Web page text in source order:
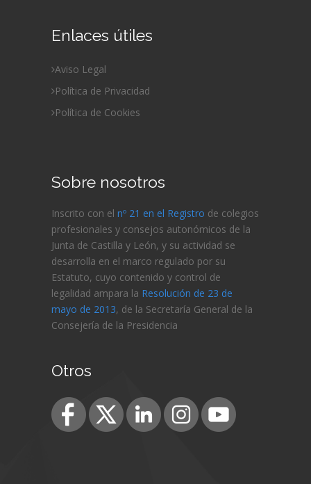
Enlaces útiles
Aviso Legal
Política de Privacidad
Política de Cookies
Sobre nosotros
Inscrito con el nº 21 en el Registro de colegios
profesionales y consejos autonómicos de la
Junta de Castilla y León, y su actividad se
desarrolla en el marco regulado por su
Estatuto, cuyo contenido y control de
legalidad ampara la Resolución de 23 de
mayo de 2013, de la Secretaría General de la
Consejería de la Presidencia
Otros